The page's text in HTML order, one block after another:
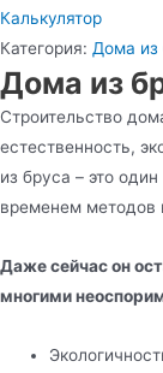
Калькулятор
Категория: Дома из
Дома из
Строительство
естественность,
из бруса – это
временем методов
Даже сейчас он
многими